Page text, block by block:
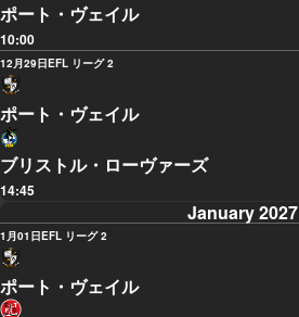
ポート・ヴェイル
10:00
12月29日EFL リーグ 2
ポート・ヴェイル
ブリストル・ローヴァーズ
14:45
January 2027
1月01日EFL リーグ 2
ポート・ヴェイル